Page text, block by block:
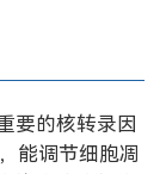
的核转录因
能调节细胞凋